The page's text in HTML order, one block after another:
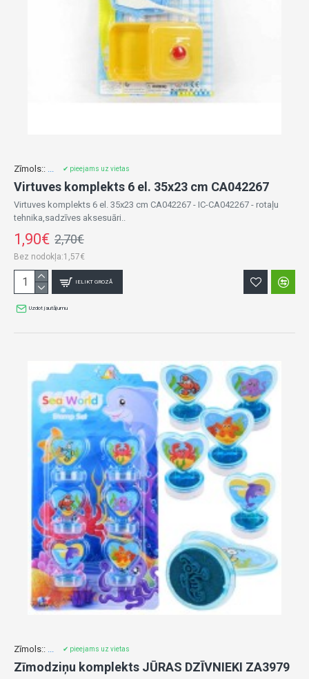
Zīmols:: ... ✔ pieejams uz vietas
Virtuves komplekts 6 el. 35x23 cm CA042267
Virtuves komplekts 6 el. 35x23 cm CA042267 - IC-CA042267 - rotaļu
tehnika,sadzīves aksesuāri..
1,90€ 2,70€
Bez nodokļa:1,57€
IELIKT GROZĀ
Uzdot jautājumu
Zīmols:: ... ✔ pieejams uz vietas
Zīmodziņu komplekts JŪRAS DZĪVNIEKI ZA3979